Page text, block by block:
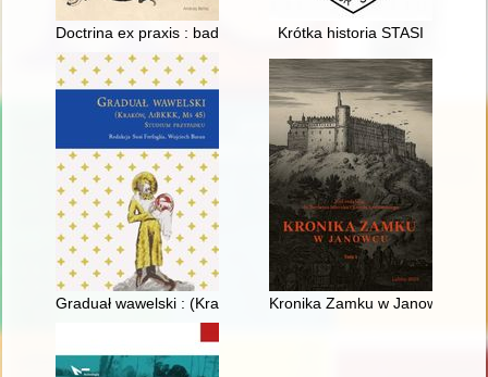
Doctrina ex praxis : badania recepcji wzorów graficznych w
Krótka historia STASI
Graduał wawelski : (Kraków, AiBKKK, Ms 45) : studium
Kronika Zamku w Janowcu. T. 1